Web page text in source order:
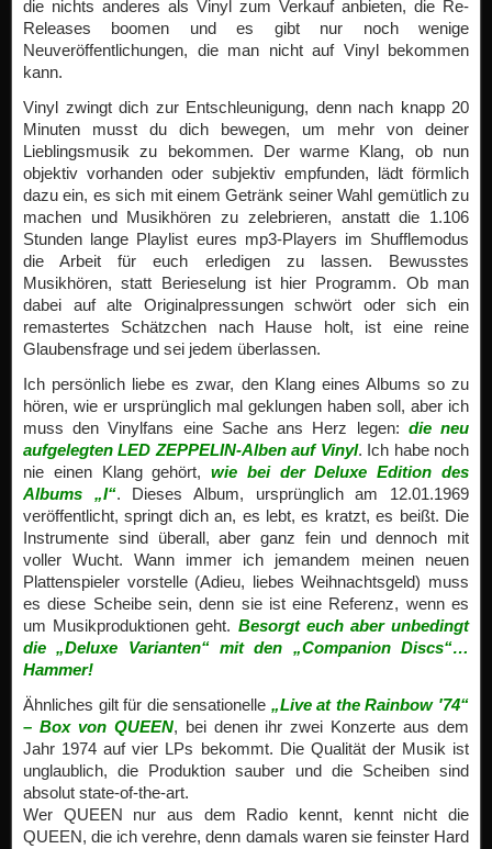
Minuten musst du dich bewegen, um mehr von deiner
Lieblingsmusik zu bekommen. Der warme Klang, ob nun
objektiv vorhanden oder subjektiv empfunden, lädt förmlich
machen und Musikhören zu zelebrieren, anstatt die 1.106
Stunden lange Playlist eures mp3-Players im Shufflemodus
die Arbeit für euch erledigen zu lassen. Bewusstes
Musikhören, statt Berieselung ist hier Programm. Ob man
dabei auf alte Originalpressungen schwört oder sich ein
remastertes Schätzchen nach Hause holt, ist eine reine
Glaubensfrage und sei jedem überlassen.
Ich persönlich liebe es zwar, den Klang eines Albums so zu
hören, wie er ursprünglich mal geklungen haben soll, aber ich
muss den Vinylfans eine Sache ans Herz legen:die neu
aufgelegten LED ZEPPELIN-Alben auf Vinyl
nie einen Klang gehört,
Albums „I“. Dieses Album, ursprünglich am 12.01.1969
veröffentlicht, springt dich an, es lebt, es kratzt, es beißt. Die
Instrumente sind überall, aber ganz fein und dennoch mit
voller Wucht. Wann immer ich jemandem meinen neuen
Plattenspieler vorstelle (Adieu, liebes Weihnachtsgeld) muss
es diese Scheibe sein, denn sie ist eine Referenz, wenn es
um Musikproduktionen geht. Besorgt euch aber unbedingt
die „Deluxe Varianten“ mit den „Companion Discs“…
Hammer!
Ähnliches gilt für die sensationelle„Live at the Rainbow ′74“
– Box von QUEEN, bei denen ihr zwei Konzerte aus dem
Jahr 1974 auf vier LPs bekommt. Die Qualität der Musik ist
unglaublich, die Produktion sauber und die Scheiben sind
Wer QUEEN nur aus dem Radio kennt, kennt nicht die
QUEEN, die ich verehre, denn damals waren sie feinster Hard
Rock mit Ohrwurmqualitäten, progressiv und eingängig
zugleich; ein Gesamtkunstwerk von makelloser Schönheit.
Ich habe lange überlegt, ob ich so viel Geld für eine 4fach-
Vinyl-Box ausgeben soll (ca. 70 Euro), aber jeder Cent hat
sich gelohnt.